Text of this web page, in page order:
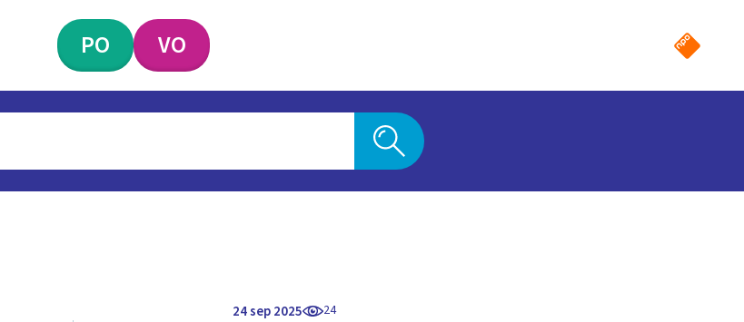
PO VO
24 sep 2025 24